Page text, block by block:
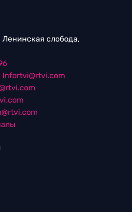
Ленинская слобода,
Infortvi@rtvi.com